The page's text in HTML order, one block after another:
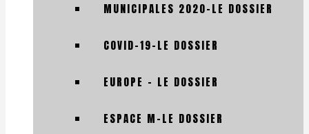
MUNICIPALES 2020-LE DOSSIER
COVID-19-LE DOSSIER
EUROPE – LE DOSSIER
ESPACE M-LE DOSSIER